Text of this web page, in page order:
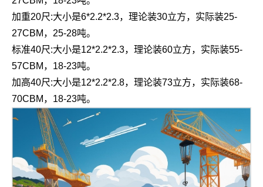
加重20尺:大小是6*2.2*2.3，理论装30立方，实际装25-
27CBM，25-28吨。
标准40尺:大小是12*2.2*2.3，理论装60立方，实际装55-
57CBM，18-23吨。
加高40尺:大小是12*2.2*2.8，理论装73立方，实际装68-
70CBM，18-23吨。